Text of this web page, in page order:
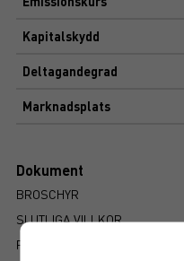
Kapitalskydd
Deltagandegrad
Marknadsplats
Dokument
BROSCHYR
SLUTLIGA VILLKOR
FAKTABLAD